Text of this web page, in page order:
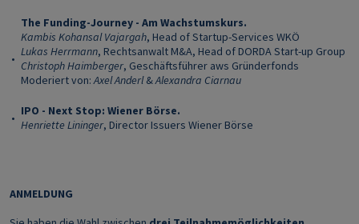
•
The Funding-Journey - Am Wachstumskurs.
Kambis Kohansal Vajargah, Head of Startup-Services WKÖ
Lukas Herrmann, Rechtsanwalt M&A, Head of DORDA Start-up Group
Christoph Haimberger, Geschäftsführer aws Gründerfonds
Moderiert von:Axel Anderl&Alexandra Ciarnau
• IPO - Next Stop: Wiener Börse.
Henriette Lininger, Director Issuers Wiener Börse
ANMELDUNG